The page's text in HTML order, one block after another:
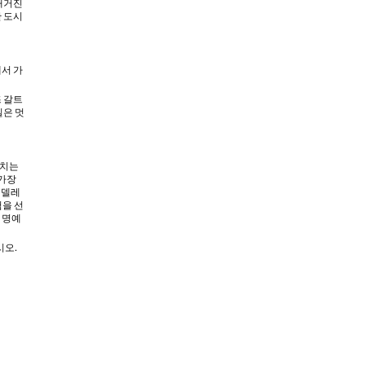
거진
시
가
갈트
은 멋
는
장
레
선
예
오.